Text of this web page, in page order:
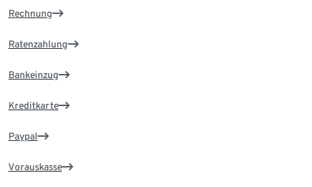
Rechnung
Ratenzahlung
Bankeinzug
Kreditkarte
Paypal
Vorauskasse